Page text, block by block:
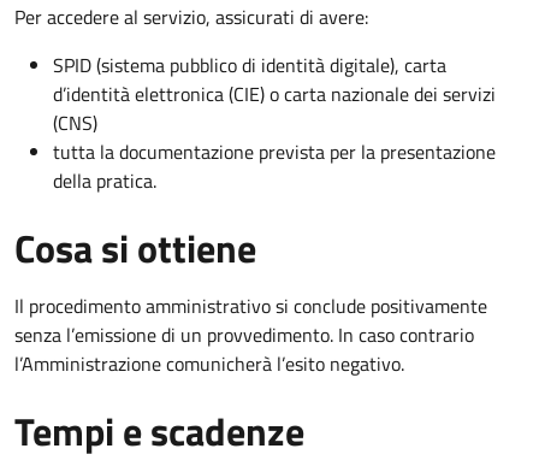
Per accedere al servizio, assicurati di avere:
SPID (sistema pubblico di identità digitale), carta
d’identità elettronica (CIE) o carta nazionale dei servizi
(CNS)
tutta la documentazione prevista per la presentazione
della pratica.
Cosa si ottiene
Il procedimento amministrativo si conclude positivamente
senza l’emissione di un provvedimento. In caso contrario
l’Amministrazione comunicherà l’esito negativo.
Tempi e scadenze